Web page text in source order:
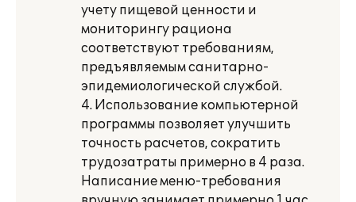
учету пищевой ценности и
мониторингу рациона
соответствуют требованиям,
предъявляемым санитарно-
эпидемиологической службой.
4. Использование компьютерной
программы позволяет улучшить
точность расчетов, сократить
трудозатраты примерно в 4 раза.
Написание меню-требования